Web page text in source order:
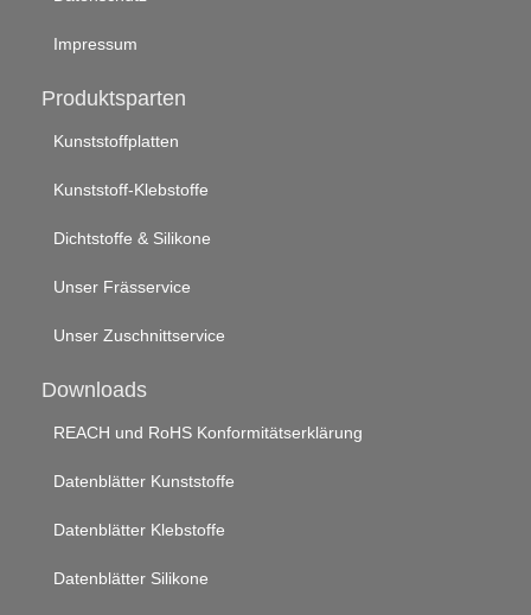
Impressum
Produktsparten
Kunststoffplatten
Kunststoff-Klebstoffe
Dichtstoffe & Silikone
Unser Frässervice
Unser Zuschnittservice
Downloads
REACH und RoHS Konformitätserklärung
Datenblätter Kunststoffe
Datenblätter Klebstoffe
Datenblätter Silikone